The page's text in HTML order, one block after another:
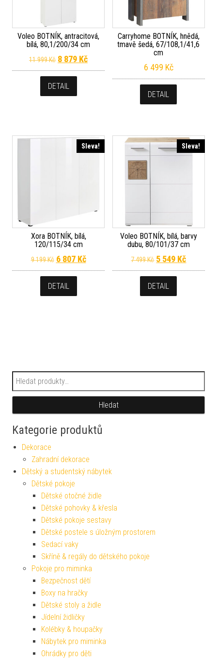
Voleo BOTNÍK, antracitová,
bílá, 80,1/200/34 cm
11 999Kč Původní cena byla: 11 999 Kč.
8 879 KčAktuální cena je: 8 879 Kč.
DETAIL
Carryhome BOTNÍK, hnědá,
tmavě šedá, 67/108,1/41,6
cm
6 499 Kč
DETAIL
Sleva!
Xora BOTNÍK, bílá,
120/115/34 cm
9 199Kč Původní cena byla: 9 199 Kč.
6 807 KčAktuální cena je: 6 807 Kč.
DETAIL
Sleva!
Voleo BOTNÍK, bílá, barvy
dubu, 80/101/37 cm
7 499Kč Původní cena
5 549 KčAktuální
DETAIL
Hledat:
Hledat
Kategorie produktů
Dekorace
Zahradní dekorace
Dětský a studentský nábytek
Dětské pokoje
Dětské otočné židle
Dětské pohovky & křesla
Dětské pokoje sestavy
Dětské postele s úložným prostorem
Sedací vaky
Skříně & regály do dětského pokoje
Pokoje pro miminka
Bezpečnost dětí
Boxy na hračky
Dětské stoly a židle
Jídelní židličky
Kolébky & houpačky
Nábytek pro miminka
Ohrádky pro děti